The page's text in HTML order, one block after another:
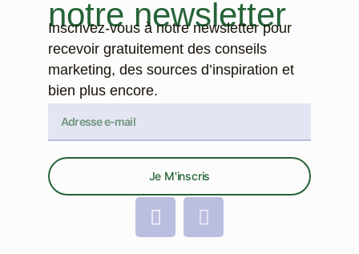
notre newsletter
Inscrivez-vous à notre newsletter pour
recevoir gratuitement des conseils
marketing, des sources d’inspiration et
bien plus encore.
Je M'inscris